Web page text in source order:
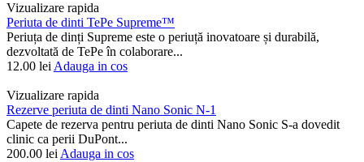
Vizualizare rapida
Periuta de dinti TePe Supreme™
Periuța de dinți Supreme este o periuță inovatoare și durabilă,
dezvoltată de TePe în colaborare...
12.00 lei Adauga in cos
Vizualizare rapida
Rezerve periuta de dinti Nano Sonic N-1
Capete de rezerva pentru periuta de dinti Nano Sonic S-a dovedit
clinic ca perii DuPont...
200.00 lei Adauga in cos